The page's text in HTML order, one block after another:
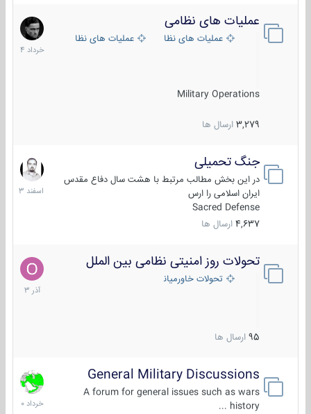
عملیات های نظامی
عملیات های نظامی ایرانعملیات های نظامی خارجی
Military Operations
3,279 ارسال ها
5
خرداد
1404
جنگ تحمیلی
در این بخش مطالب مرتبط با هشت سال دفاع مقدس
ایران اسلامی را ارس
Sacred Defense
4,637 ارسال ها
20
اسفند
1403
تحولات روز امنیتی نظامی بین الملل
تحولات خاورمیانه
95 ارسال ها
21
آذر
1403
General Military Discussions
A forum for general issues such as wars
history ...
10
خرداد
1400